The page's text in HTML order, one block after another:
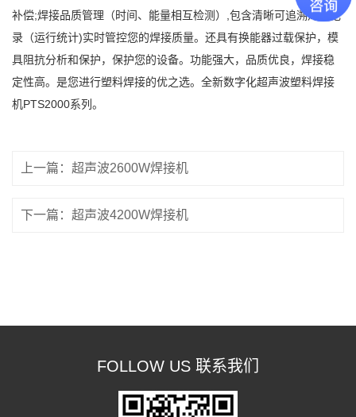
补偿;焊接品质管理（时间、能量相互检测）,包含清晰可追溯焊接记
录（运行统计)实时管控您的焊接质量。还具有换能器过载保护，模
具阻抗分析和保护，保护您的设备。功能强大，品质优良，焊接稳
定性高。是您进行塑料焊接的优之选。全新数字化超声波塑料焊接
机PTS2000系列。
上一篇：超声波2600W焊接机
下一篇：超声波4200W焊接机
FOLLOW US 联系我们